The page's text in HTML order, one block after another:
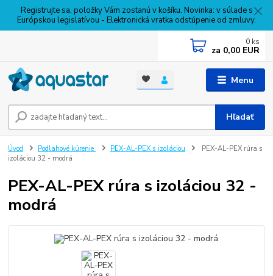
Registrujte sa, položky Vám zostanú v košíku. Novinka: v súlade s
Európskou legislatívou - Elektronická vratka odstúpenie od zmluvy.
Menu
Hľadať
0 ks
za 0,00 EUR
Úvod Podlahové kúrenie PEX-AL-PEX s izoláciou
PEX-AL-PEX rúra s
izoláciou 32 - modrá
PEX-AL-PEX rúra s izoláciou 32 -
modrá